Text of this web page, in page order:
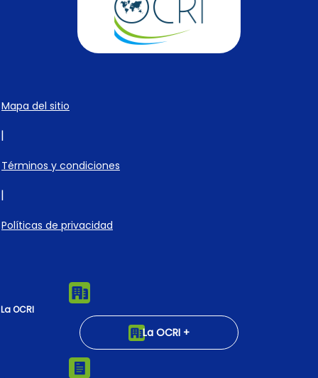
Mapa del sitio
|
Términos y condiciones
|
Políticas de privacidad
La OCRI
La OCRI +